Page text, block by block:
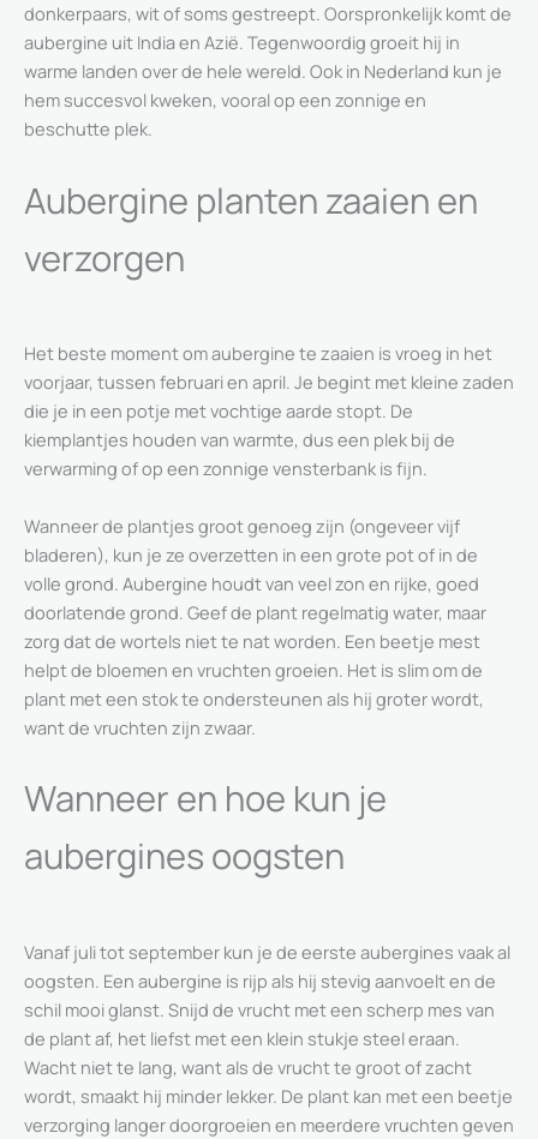
donkerpaars, wit of soms gestreept. Oorspronkelijk komt de
aubergine uit India en Azië. Tegenwoordig groeit hij in
warme landen over de hele wereld. Ook in Nederland kun je
hem succesvol kweken, vooral op een zonnige en
beschutte plek.
Aubergine planten zaaien en
verzorgen
Het beste moment om aubergine te zaaien is vroeg in het
voorjaar, tussen februari en april. Je begint met kleine zaden
die je in een potje met vochtige aarde stopt. De
kiemplantjes houden van warmte, dus een plek bij de
verwarming of op een zonnige vensterbank is fijn.
Wanneer de plantjes groot genoeg zijn (ongeveer vijf
bladeren), kun je ze overzetten in een grote pot of in de
volle grond. Aubergine houdt van veel zon en rijke, goed
doorlatende grond. Geef de plant regelmatig water, maar
zorg dat de wortels niet te nat worden. Een beetje mest
helpt de bloemen en vruchten groeien. Het is slim om de
plant met een stok te ondersteunen als hij groter wordt,
want de vruchten zijn zwaar.
Wanneer en hoe kun je
aubergines oogsten
Vanaf juli tot september kun je de eerste aubergines vaak al
oogsten. Een aubergine is rijp als hij stevig aanvoelt en de
schil mooi glanst. Snijd de vrucht met een scherp mes van
de plant af, het liefst met een klein stukje steel eraan.
Wacht niet te lang, want als de vrucht te groot of zacht
wordt, smaakt hij minder lekker. De plant kan met een beetje
verzorging langer doorgroeien en meerdere vruchten geven